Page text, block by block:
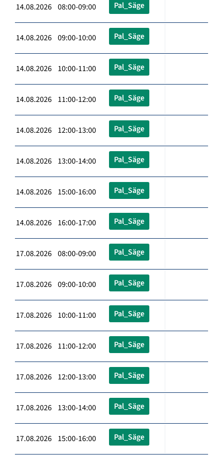
14.08.2026 08:00-09:00 Pal_Säge
14.08.2026 09:00-10:00 Pal_Säge
14.08.2026 10:00-11:00 Pal_Säge
14.08.2026 11:00-12:00 Pal_Säge
14.08.2026 12:00-13:00 Pal_Säge
14.08.2026 13:00-14:00 Pal_Säge
14.08.2026 15:00-16:00 Pal_Säge
14.08.2026 16:00-17:00 Pal_Säge
17.08.2026 08:00-09:00 Pal_Säge
17.08.2026 09:00-10:00 Pal_Säge
17.08.2026 10:00-11:00 Pal_Säge
17.08.2026 11:00-12:00 Pal_Säge
17.08.2026 12:00-13:00 Pal_Säge
17.08.2026 13:00-14:00 Pal_Säge
17.08.2026 15:00-16:00 Pal_Säge